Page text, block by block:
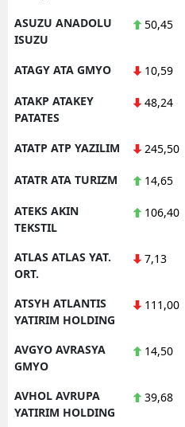
ASUZU ANADOLU
ISUZU
50,45
ATAGY ATA GMYO 10,59
ATAKP ATAKEY
PATATES
48,24
ATATP ATP YAZILIM 245,50
ATATR ATA TURIZM 14,65
ATEKS AKIN
TEKSTIL
106,40
ATLAS ATLAS YAT.
ORT.
7,13
ATSYH ATLANTIS
YATIRIM HOLDING
111,00
AVGYO AVRASYA
GMYO
14,50
AVHOL AVRUPA
YATIRIM HOLDING
39,68